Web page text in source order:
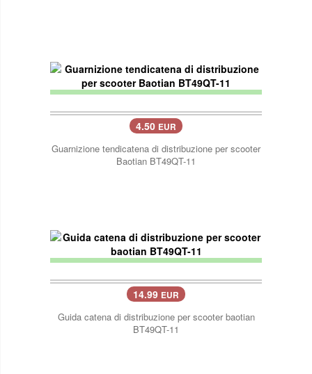
4.50 EUR
Guarnizione tendicatena di distribuzione per scooter
Baotian BT49QT-11
14.99 EUR
Guida catena di distribuzione per scooter baotian
BT49QT-11